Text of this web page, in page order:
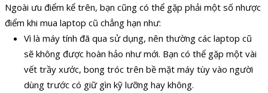
Ngoài ưu điểm kể trên, bạn cũng có thể gặp phải một số nhược
điểm khi mua laptop cũ chẳng hạn như:
Vì là máy tính đã qua sử dụng, nên thường các laptop cũ
sẽ không được hoàn hảo như mới. Bạn có thể gặp một vài
vết trầy xước, bong tróc trên bề mặt máy tùy vào người
dùng trước có giữ gìn kỹ lưỡng hay không.